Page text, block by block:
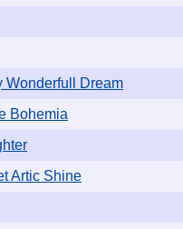
Wonderfull Dream
Bohemia
Artic Shine